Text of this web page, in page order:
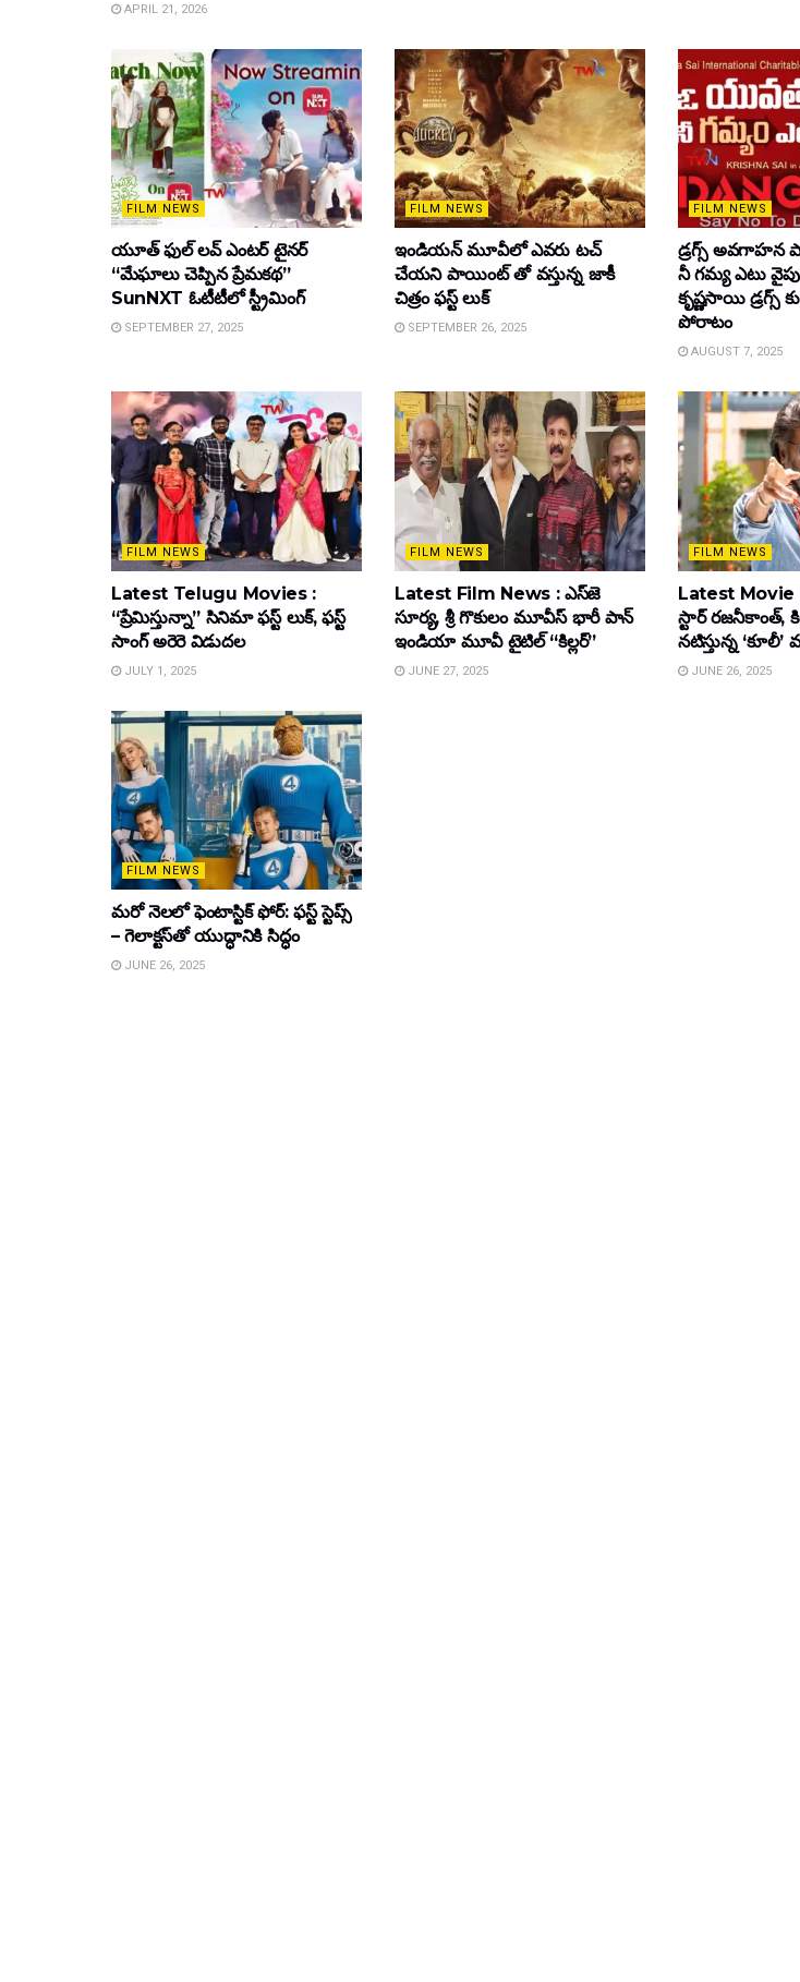
APRIL 21, 2026
FILM NEWS
యూత్ ఫుల్ లవ్ ఎంటర్ టైనర్
“మేఘాలు చెప్పిన ప్రేమకథ”
SunNXT ఓటీటీలో స్ట్రీమింగ్
SEPTEMBER 27, 2025
FILM NEWS
ఇండియన్ మూవీలో ఎవరు టచ్
చేయని పాయింట్ తో వస్తున్న జాకీ
చిత్రం ఫస్ట్ లుక్
SEPTEMBER 26, 2025
FILM NEWS
డ్రగ్స్ అవగాహన
నీ గమ్య ఎటు
కృష్ణసాయి డ్రగ్స్
పోరాటం
AUGUST 7, 2025
FILM NEWS
Latest Telugu Movies :
“ప్రేమిస్తున్నా” సినిమా ఫస్ట్ లుక్, ఫస్ట్
సాంగ్ అరెరె విడుదల
JULY 1, 2025
FILM NEWS
Latest Film News : ఎస్‌జె
సూర్య, శ్రీ గొకులం మూవీస్‌ భారీ పాన్‌
ఇండియా మూవీ టైటిల్ “కిల్లర్”
JUNE 27, 2025
FILM NEWS
Latest Movie
స్టార్ రజనీకాంత్,
నటిస్తున్న
JUNE 26, 2025
FILM NEWS
మరో నెలలో ఫెంటాస్టిక్ ఫోర్: ఫస్ట్ స్టెప్స్
– గెలాక్టస్‌తో యుద్ధానికి సిద్ధం
JUNE 26, 2025